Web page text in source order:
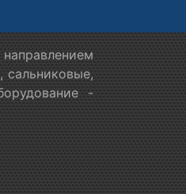
сальниковые,
-